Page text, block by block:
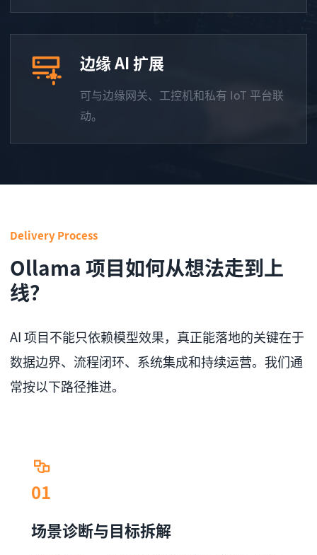
边缘 AI 扩展
可与边缘网关、工控机和私有 IoT 平台联
动。
Delivery Process
Ollama 项目如何从想法走到上
线？
AI 项目不能只依赖模型效果，真正能落地的关键在于
数据边界、流程闭环、系统集成和持续运营。我们通
常按以下路径推进。
01
场景诊断与目标拆解